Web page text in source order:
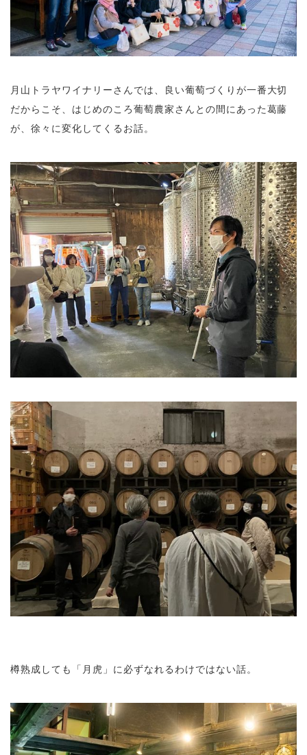
月山トラヤワイナリーさんでは、良い葡萄づくりが一番大切
だからこそ、はじめのころ葡萄農家さんとの間にあった葛藤
が、徐々に変化してくるお話。
樽熟成しても「月虎」に必ずなれるわけではない話。